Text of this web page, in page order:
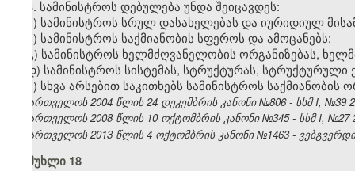
3. სამინისტროს დებულება უნდა შეიცავდეს:
ა) სამინისტროს სრულ დასახელებას და იურიდიულ
ბ) სამინისტროს საქმიანობის სფეროს და ამოცანებს;
გ) სამინისტროს ხელმძღვანელობის ორგანიზებას,
დ) სამინისტროს სისტემას, სტრუქტურას,
ე) სხვა არსებით საკითხებს სამინისტროს საქმიანობის
საქართველოს 2004 წლის 24 დეკემბრის კანონი №806 - სსმ I, №39
საქართველოს 2008 წლის 10 ოქტომბრის კანონი №345 - სსმ I, №27
საქართველოს 2013 წლის 4 ოქტომბრის კანონი №1463 -
მუხლი 18